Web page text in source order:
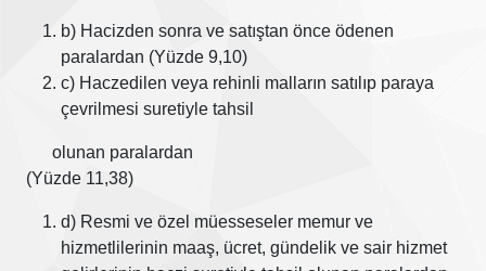
b) Hacizden sonra ve satıştan önce ödenen
paralardan (Yüzde 9,10)
c) Haczedilen veya rehinli malların satılıp paraya
çevrilmesi suretiyle tahsil
olunan paralardan
(Yüzde 11,38)
d) Resmi ve özel müesseseler memur ve
hizmetlilerinin maaş, ücret, gündelik ve sair hizmet